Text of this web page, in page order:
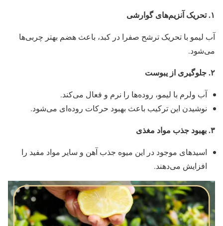
۱.تحریک آنزیم‌های گوارشی
آب لیمو با تحریک ترشح صفرا در کبد، باعث هضم بهتر چربی‌ها
می‌شود.
۲.جلوگیری از یبوست
آب ولرم با لیمو، روده‌ها را نرم و فعال می‌کند.
نوشیدن این ترکیب باعث بهبود حرکات روده‌ای می‌شود.
۳.بهبود جذب مواد مغذی
اسیدهای موجود در این میوه جذب آهن و سایر مواد مفید را
افزایش می‌دهند.